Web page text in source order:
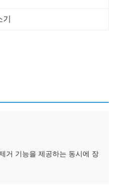
거 기능을 제공하는 동시에 장